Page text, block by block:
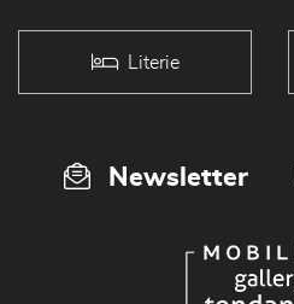
Literie
Newsletter